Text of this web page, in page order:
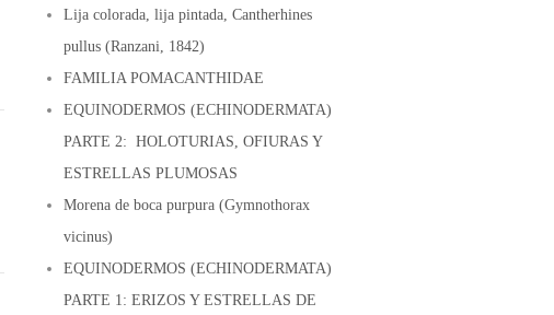
Lija colorada, lija pintada, Cantherhines
pullus (Ranzani, 1842)
FAMILIA POMACANTHIDAE
EQUINODERMOS (ECHINODERMATA)
PARTE 2: HOLOTURIAS, OFIURAS Y
ESTRELLAS PLUMOSAS
Morena de boca purpura (Gymnothorax
vicinus)
EQUINODERMOS (ECHINODERMATA)
PARTE 1: ERIZOS Y ESTRELLAS DE